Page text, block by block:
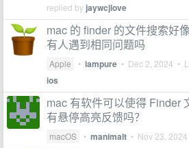
replied by jaywcjlove
mac 的 finder 的文件搜索好
有人遇到相同问题吗
Apple • iampure • Dec 2, 2024 •
ios
mac 有软件可以使得 Finder
有悬停高亮反馈吗？
macOS • manimalt • Nov 23, 2024